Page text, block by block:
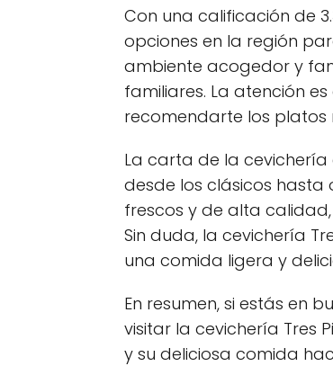
Con una calificación de
opciones en la región
ambiente acogedor y
familiares. La atención
recomendarte los platos
La carta de la
desde los clásicos hasta
frescos y de alta
Sin duda, la cevichería
una comida ligera y
En resumen, si estás en
visitar la cevichería Tres
y su deliciosa comida